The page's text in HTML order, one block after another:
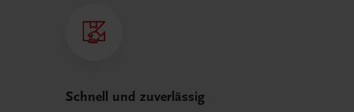
Schnell und zuverlässig